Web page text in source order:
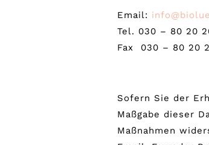
Email:
Tel. 030 – 80 20
Fax 030 – 80 20
Sofern Sie der
Maßgabe dieser
Maßnahmen